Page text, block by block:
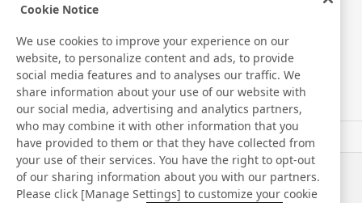
Medical Products
Hygiene
New Products/Technologies
Flex Sensing
Notícias
Contato
Perguntas frequentes
Cookie Notice
We use cookies to improve your experience on our
website, to personalize content and ads, to provide
social media features and to analyses our traffic. We
share information about your use of our website with
our social media, advertising and analytics partners,
who may combine it with other information that you
have provided to them or that they have collected from
your use of their services. You have the right to opt-out
of our sharing information about you with our partners.
Please click [Manage Settings] to customize your cookie